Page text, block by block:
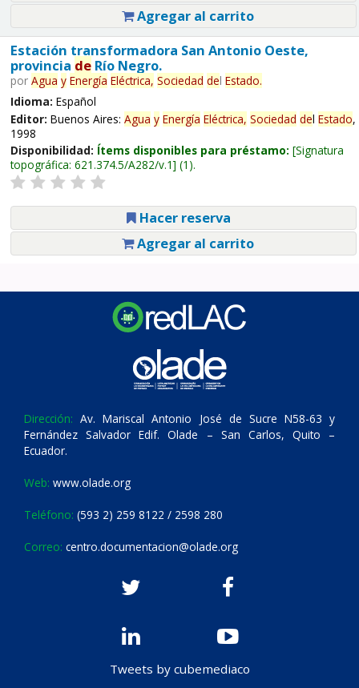
Agregar al carrito
Estación transformadora San Antonio Oeste,
provincia deRío Negro.
por Agua y Energía Eléctrica, Sociedad del Estado.
Idioma: Español
Editor: Buenos Aires: Agua y Energía Eléctrica, Sociedad del Estado,
1998
Disponibilidad: Ítems disponibles para préstamo: Signatura
topográfica: 621.374.5/A282/v.1 (1).
Hacer reserva
Agregar al carrito
Dirección: Av. Mariscal Antonio José de Sucre N58-63 y
Fernández Salvador Edif. Olade – San Carlos, Quito –
Ecuador.
Web: www.olade.org
Teléfono: (593 2) 259 8122 / 2598 280
Correo: centro.documentacion@olade.org
Tweets by cubemediaco